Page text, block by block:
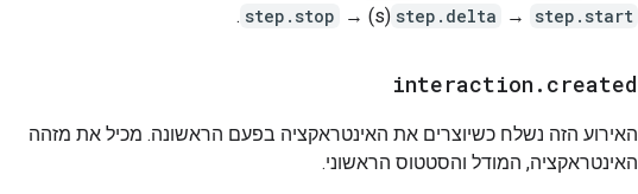
step.start
→
step.delta
(s) →
step.stop
.
interaction . created
האירוע הזה נשלח כשיוצרים את האינטראקציה בפעם הראשונה. מכיל את מזהה
האינטראקציה, המודל והסטטוס הראשוני.